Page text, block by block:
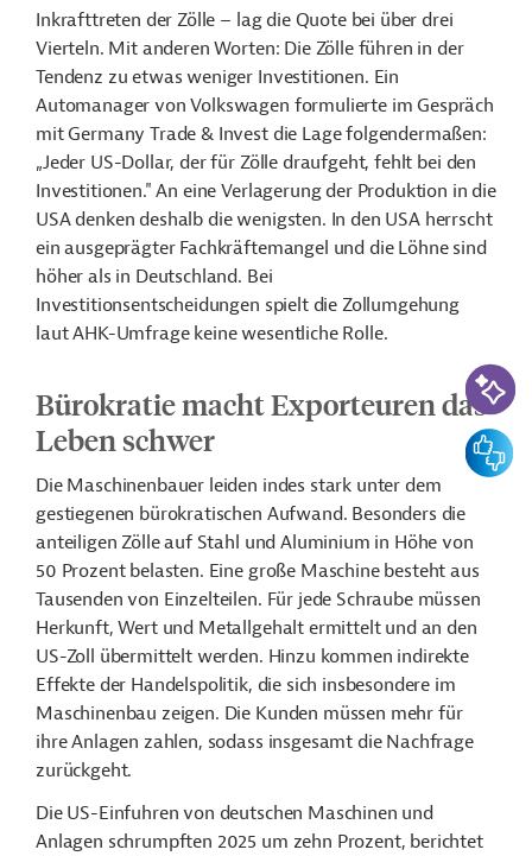
Inkrafttreten der Zölle – lag die Quote bei über drei
Vierteln. Mit anderen Worten: Die Zölle führen in der
Tendenz zu etwas weniger Investitionen. Ein
Automanager von Volkswagen formulierte im Gespräch
mit Germany Trade & Invest die Lage folgendermaßen:
„Jeder US-Dollar, der für Zölle draufgeht, fehlt bei den
Investitionen." An eine Verlagerung der Produktion in die
USA denken deshalb die wenigsten. In den USA herrscht
ein ausgeprägter Fachkräftemangel und die Löhne sind
höher als in Deutschland. Bei
Investitionsentscheidungen spielt die Zollumgehung
laut AHK-Umfrage keine wesentliche Rolle.
Bürokratie macht Exporteuren das
Leben schwer
Die Maschinenbauer leiden indes stark unter dem
gestiegenen bürokratischen Aufwand. Besonders die
anteiligen Zölle auf Stahl und Aluminium in Höhe von
50 Prozent belasten. Eine große Maschine besteht aus
Tausenden von Einzelteilen. Für jede Schraube müssen
Herkunft, Wert und Metallgehalt ermittelt und an den
US-Zoll übermittelt werden. Hinzu kommen indirekte
Effekte der Handelspolitik, die sich insbesondere im
Maschinenbau zeigen. Die Kunden müssen mehr für
ihre Anlagen zahlen, sodass insgesamt die Nachfrage
zurückgeht.
Die US-Einfuhren von deutschen Maschinen und
Anlagen schrumpften 2025 um zehn Prozent, berichtet
KI-